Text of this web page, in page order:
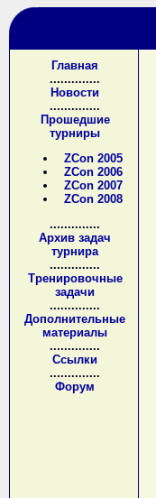
Главная
..............
Новости
..............
Прошедшие
турниры
ZCon 2005
ZCon 2006
ZCon 2007
ZCon 2008
..............
Архив задач
турнира
..............
Тренировочные
задачи
..............
Дополнительные
материалы
..............
Ссылки
..............
Форум